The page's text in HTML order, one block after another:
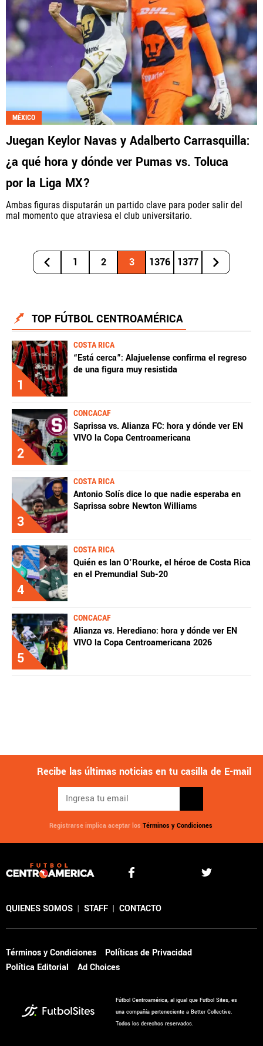
MÉXICO
Juegan Keylor Navas y Adalberto Carrasquilla:
¿a qué hora y dónde ver Pumas vs. Toluca
por la Liga MX?
Ambas figuras disputarán un partido clave para poder salir del
mal momento que atraviesa el club universitario.
1 2 3 1376 1377
TOP FÚTBOL CENTROAMÉRICA
1
COSTA RICA
“Está cerca”: Alajuelense confirma el regreso
de una figura muy resistida
2
CONCACAF
Saprissa vs. Alianza FC: hora y dónde ver EN
VIVO la Copa Centroamericana
3
COSTA RICA
Antonio Solís dice lo que nadie esperaba en
Saprissa sobre Newton Williams
4
COSTA RICA
Quién es Ian O’Rourke, el héroe de Costa Rica
en el Premundial Sub-20
5
CONCACAF
Alianza vs. Herediano: hora y dónde ver EN
VIVO la Copa Centroamericana 2026
Recibe las últimas noticias en tu casilla de E-mail
Registrarse implica aceptar los Términos y Condiciones
QUIENES SOMOS | STAFF | CONTACTO
Términos y Condiciones
Políticas de Privacidad
Política Editorial
Ad Choices
Fútbol Centroamérica, al igual que Futbol Sites, es
una compañía perteneciente a Better Collective.
Todos los derechos reservados.